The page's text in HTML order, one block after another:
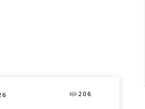
206